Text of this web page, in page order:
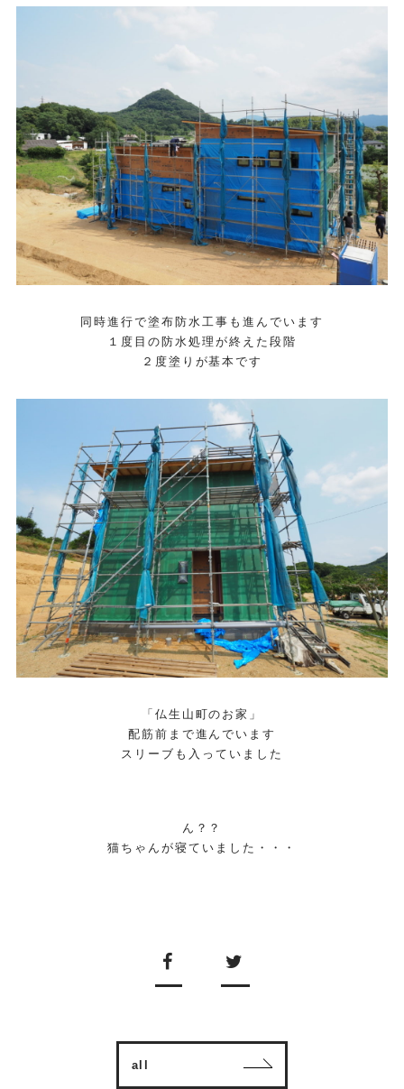
同時進行で塗布防水工事も進んでいます
１度目の防水処理が終えた段階
２度塗りが基本です
「仏生山町のお家」
配筋前まで進んでいます
スリーブも入っていました
ん？？
猫ちゃんが寝ていました・・・
all